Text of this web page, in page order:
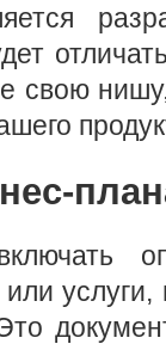
свою